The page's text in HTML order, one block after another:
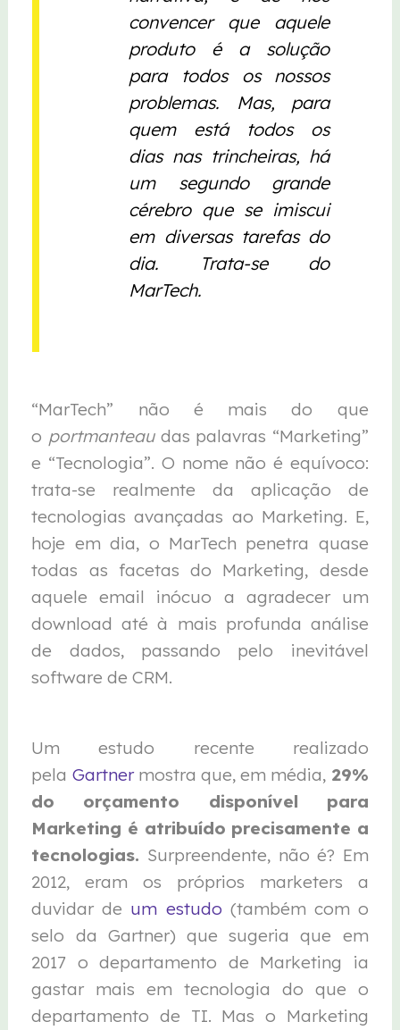
convencer que aquele
produto é a solução
para todos os nossos
problemas. Mas, para
quem está todos os
dias nas trincheiras, há
um segundo grande
cérebro que se imiscui
em diversas tarefas do
dia. Trata-se do
MarTech.
“MarTech” não é mais do que
o portmanteau das palavras “Marketing”
e “Tecnologia”. O nome não é equívoco:
trata-se realmente da aplicação de
tecnologias avançadas ao Marketing. E,
hoje em dia, o MarTech penetra quase
todas as facetas do Marketing, desde
aquele email inócuo a agradecer um
download até à mais profunda análise
de dados, passando pelo inevitável
software de CRM.
Um estudo recente realizado
pela Gartnermostra que, em média, 29%
do orçamento disponível para
Marketing é atribuído precisamente a
tecnologias. Surpreendente, não é? Em
2012, eram os próprios marketers a
duvidar de um estudo (também com o
selo da Gartner) que sugeria que em
2017 o departamento de Marketing ia
gastar mais em tecnologia do que o
departamento de TI. Mas o Marketing